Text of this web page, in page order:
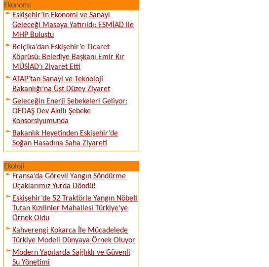
Ekonomi
Eskişehir’in Ekonomi ve Sanayi
Geleceği Masaya Yatırıldı: ESMİAD ile
MHP Buluştu
Belçika’dan Eskişehir’e Ticaret
Köprüsü: Belediye Başkanı Emir Kır
MÜSİAD’ı Ziyaret Etti
ATAP’tan Sanayi ve Teknoloji
Bakanlığı’na Üst Düzey Ziyaret
Geleceğin Enerji Şebekeleri Geliyor:
OEDAŞ Dev Akıllı Şebeke
Konsorsiyumunda
Bakanlık Heyetinden Eskişehir’de
Soğan Hasadına Saha Ziyareti
Ekoloji
Fransa’da Görevli Yangın Söndürme
Uçaklarımız Yurda Döndü!
Eskişehir’de 52 Traktörle Yangın Nöbeti
Tutan Kızılinler Mahallesi Türkiye’ye
Örnek Oldu
Kahverengi Kokarca İle Mücadelede
Türkiye Modeli Dünyaya Örnek Oluyor
Modern Yapılarda Sağlıklı ve Güvenli
Su Yönetimi